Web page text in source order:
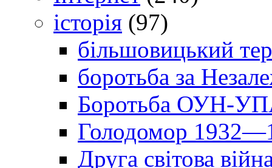
історія (97)
більшовицький
боротьба за
Боротьба ОУН-УПА
Голодомор
Друга світова